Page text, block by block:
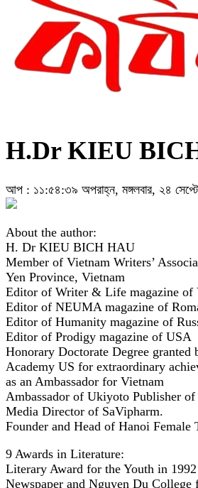
H.Dr KIEU
আপ : ১১:৫৪:৩৯ অপরাহ্ন, মঙ্গলবার, ২৪
About the author:
H. Dr KIEU BICH HAU
Member of Vietnam Writers’
Yen Province, Vietnam
Editor of Writer & Life magazine of
Editor of NEUMA magazine of
Editor of Humanity magazine of
Editor of Prodigy magazine of USA
Honorary Doctorate Degree
Academy US for extraordinary
as an Ambassador for Vietnam
Ambassador of Ukiyoto Publisher of
Media Director of SaVipharm.
Founder and Head of Hanoi Female
9 Awards in Literature:
Literary Award for the Youth in
Newspaper and Nguyen Du